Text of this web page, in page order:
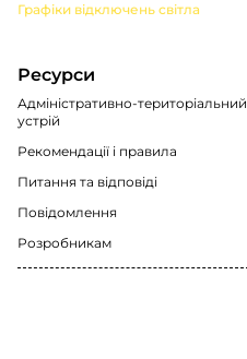
Графіки відключень світла
Ресурси
Адміністративно-територіальний
устрій
Рекомендації i правила
Питання та відповіді
Повідомлення
Розробникам